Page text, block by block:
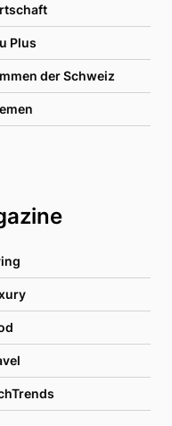
Plus
der Schweiz